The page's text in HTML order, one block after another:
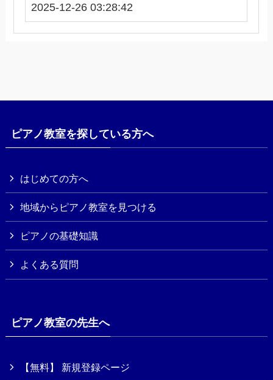
2025-12-26 03:28:42
ピアノ教室を探している方へ
はじめての方へ
地域からピアノ教室を見つける
ピアノの基礎知識
よくある質問
ピアノ教室の先生へ
【無料】 新規登録ページ